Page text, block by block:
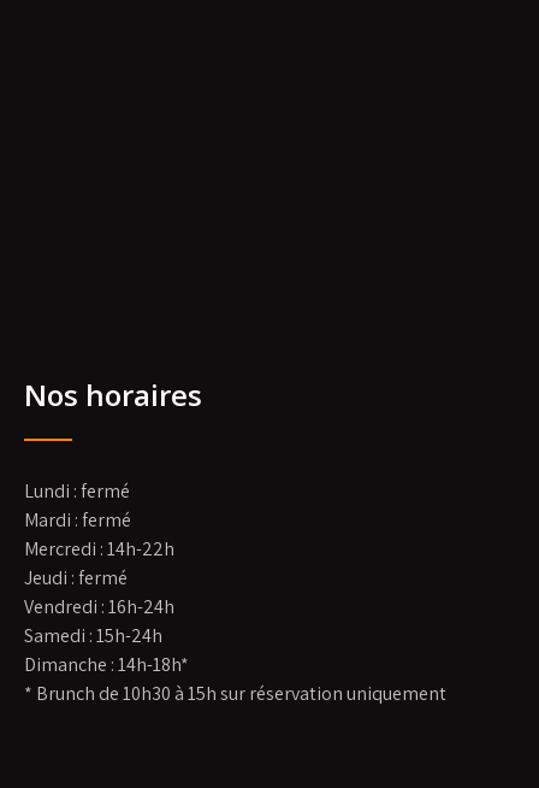
Nos horaires
Lundi : fermé
Mardi : fermé
Mercredi : 14h-22h
Jeudi : fermé
Vendredi : 16h-24h
Samedi : 15h-24h
Dimanche : 14h-18h*
* Brunch de 10h30 à 15h sur réservation uniquement